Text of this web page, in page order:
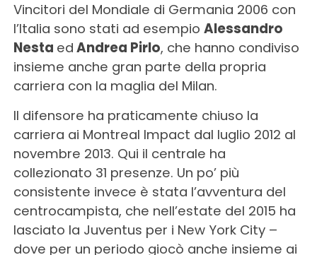
Vincitori del Mondiale di Germania 2006 con
l’Italia sono stati ad esempio Alessandro
Nesta ed Andrea Pirlo, che hanno condiviso
insieme anche gran parte della propria
carriera con la maglia del Milan.
Il difensore ha praticamente chiuso la
carriera ai Montreal Impact dal luglio 2012 al
novembre 2013. Qui il centrale ha
collezionato 31 presenze. Un po’ più
consistente invece è stata l’avventura del
centrocampista, che nell’estate del 2015 ha
lasciato la Juventus per i New York City –
dove per un periodo giocò anche insieme ai